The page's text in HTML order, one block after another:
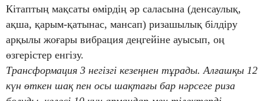
Кітаптың мақсаты өмірдің әр саласына (денсаулық,
ақша, қарым-қатынас, мансап) ризашылық білдіру
арқылы жоғары вибрация деңгейіне ауысып, оң
өзгерістер енгізу.
Трансформация 3 негізгі кезеңнен тұрады. Алғашқы 12
күн өткен шақ пен осы шақтағы бар нәрсеге риза